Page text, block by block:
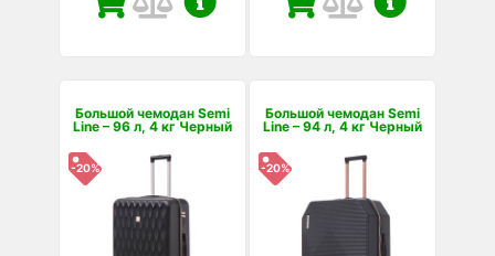
Большой чемодан Semi
Line – 96 л, 4 кг Черный
-20%
Большой чемодан Semi
Line – 94 л, 4 кг Черный
-20%